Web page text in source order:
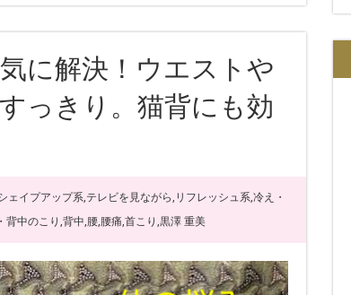
に解決！ウエストや
っきり。猫背にも効
ェイプアップ系,テレビを見ながら, リフレッシュ系,冷え・
背中のこり ,背中,腰,腰痛,首こり ,黒澤 重美